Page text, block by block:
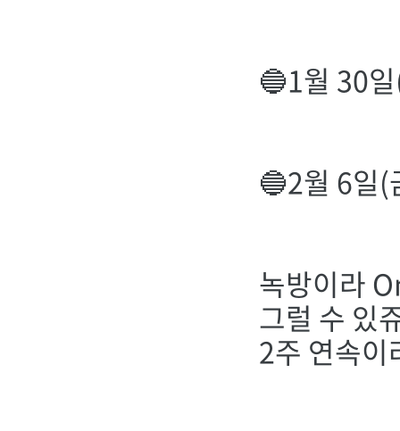
🔵1월 30
🔵2월 6일
녹방이라
그럴 수 있
2주 연속이